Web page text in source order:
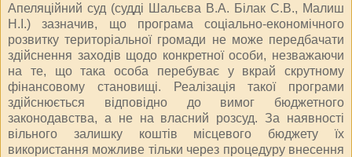
Апеляційний суд (cудді Шальєва В.А. Білак С.В., Малиш
Н.І.) зазначив, що програма соціально-економічного
розвитку територіальної громади не може передбачати
здійснення заходів щодо конкретної особи, незважаючи
на те, що така особа перебуває у вкрай скрутному
фінансовому становищі. Реалізація такої програми
здійснюється відповідно до вимог бюджетного
законодавства, а не на власний розсуд. За наявності
вільного залишку коштів місцевого бюджету їх
використання можливе тільки через процедуру внесення